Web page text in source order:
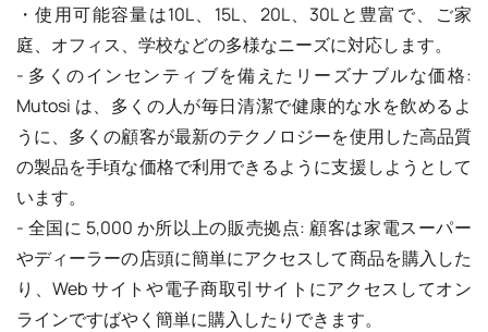
・使用可能容量は10L、15L、20L、30Lと豊富で、ご家
庭、オフィス、学校などの多様なニーズに対応します。
- 多くのインセンティブを備えたリーズナブルな価格:
Mutosi は、多くの人が毎日清潔で健康的な水を飲めるよ
うに、多くの顧客が最新のテクノロジーを使用した高品質
の製品を手頃な価格で利用できるように支援しようとして
います。
- 全国に 5,000 か所以上の販売拠点: 顧客は家電スーパー
やディーラーの店頭に簡単にアクセスして商品を購入した
り、Web サイトや電子商取引サイトにアクセスしてオン
ラインですばやく簡単に購入したりできます。